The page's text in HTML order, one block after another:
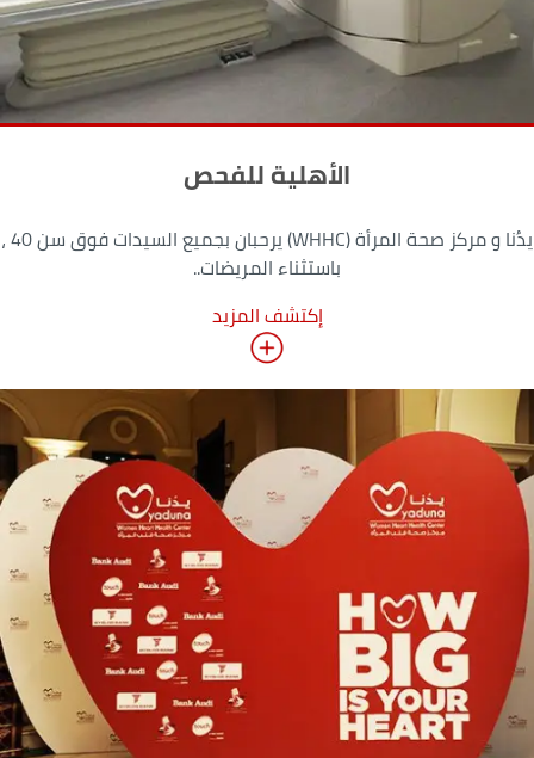
الأهلية للفحص
يدُنا و مركز صحة المرأة (WHHC) يرحبان بجميع السيدات فوق سن 40 ،
باستثناء المريضات..
إكتشف المزيد